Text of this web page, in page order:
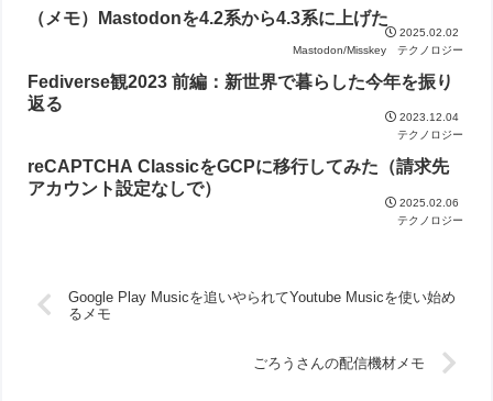
（メモ）Mastodonを4.2系から4.3系に上げた
2025.02.02
Mastodon/Misskey
テクノロジー
Fediverse観2023 前編：新世界で暮らした今年を振り
返る
2023.12.04
テクノロジー
reCAPTCHA ClassicをGCPに移行してみた（請求先
アカウント設定なしで）
2025.02.06
テクノロジー
Google Play Musicを追いやられてYoutube Musicを使い始め
るメモ
ごろうさんの配信機材メモ